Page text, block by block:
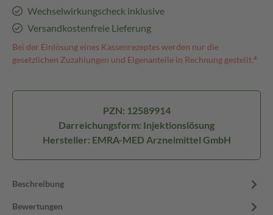
Wechselwirkungscheck inklusive
Versandkostenfreie Lieferung
Bei der Einlösung eines Kassenrezeptes werden nur die
gesetzlichen Zuzahlungen und Eigenanteile in Rechnung gestellt.⁴
PZN: 12589914
Darreichungsform: Injektionslösung
Hersteller: EMRA-MED Arzneimittel GmbH
Beschreibung
Bewertungen